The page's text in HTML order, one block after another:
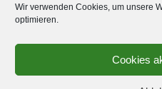
Wir verwenden Cookies, um unsere
optimieren.
Cookies